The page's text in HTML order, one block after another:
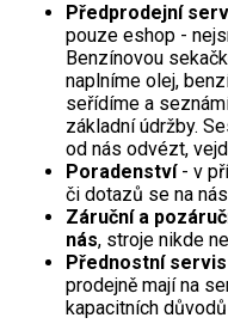
Předprodejní
pouze eshop -
Benzínovou
naplníme olej,
seřídíme a
základní údržby.
od nás odvézt,
Poradenství- v
či dotazů se na
Záruční a
nás, stroje nikde
Přednostní servis
prodejně mají na
kapacitních